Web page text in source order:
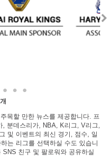
목할 만한 뉴스를 제공합니다. 프
, 분데스리가, NBA, K리그, V리그,
및 이벤트의 최신 경기, 점수, 일
는 리그를 선택하실 수도 있습니
친구 및 팔로워와 공유하실